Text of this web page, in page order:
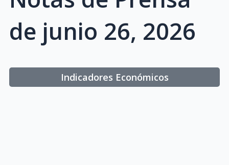
de junio 26, 2026
Indicadores Económicos